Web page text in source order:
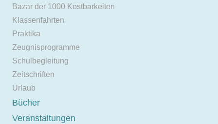
Bazar der 1000 Kostbarkeiten
Klassenfahrten
Praktika
Zeugnisprogramme
Schulbegleitung
Zeitschriften
Urlaub
Bücher
Veranstaltungen